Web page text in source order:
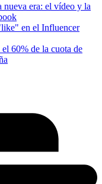
nueva era: el vídeo y la
en el Influencer
60% de la cuota de